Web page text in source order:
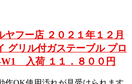
ヤフー店 ２０２１年１２月
グリル付ガステーブル プロ
入荷 １１．８００円